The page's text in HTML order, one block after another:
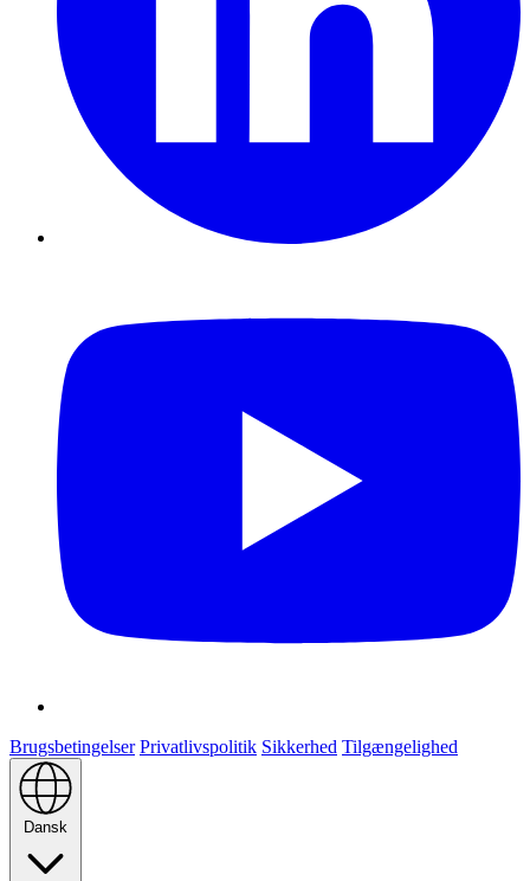
Brugsbetingelser Privatlivspolitik Sikkerhed Tilgængelighed
Dansk